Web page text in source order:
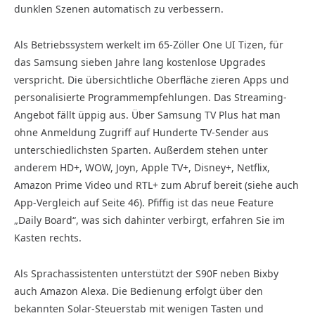
dunklen Szenen automatisch zu verbessern.
Als Betriebssystem werkelt im 65-Zöller One UI Tizen, für
das Samsung sieben Jahre lang kostenlose Upgrades
verspricht. Die übersichtliche Oberfläche zieren Apps und
personalisierte Programmempfehlungen. Das Streaming-
Angebot fällt üppig aus. Über Samsung TV Plus hat man
ohne Anmeldung Zugriff auf Hunderte TV-Sender aus
unterschiedlichsten Sparten. Außerdem stehen unter
anderem HD+, WOW, Joyn, Apple TV+, Disney+, Netflix,
Amazon Prime Video und RTL+ zum Abruf bereit (siehe auch
App-Vergleich auf Seite 46). Pfiffig ist das neue Feature
„Daily Board“, was sich dahinter verbirgt, erfahren Sie im
Kasten rechts.
Als Sprachassistenten unterstützt der S90F neben Bixby
auch Amazon Alexa. Die Bedienung erfolgt über den
bekannten Solar-Steuerstab mit wenigen Tasten und